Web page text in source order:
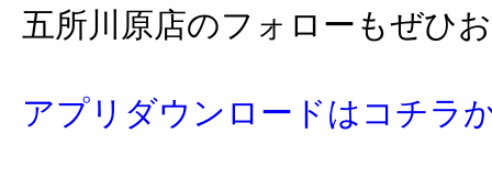
五所川原店のフォローもぜひ
アプリダウンロードはコチラ